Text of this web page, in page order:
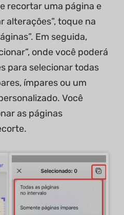
recortar uma página e
alterações”, toque na
Em seguida,
onde você poderá
para selecionar todas
ímpares ou um
Você
as páginas